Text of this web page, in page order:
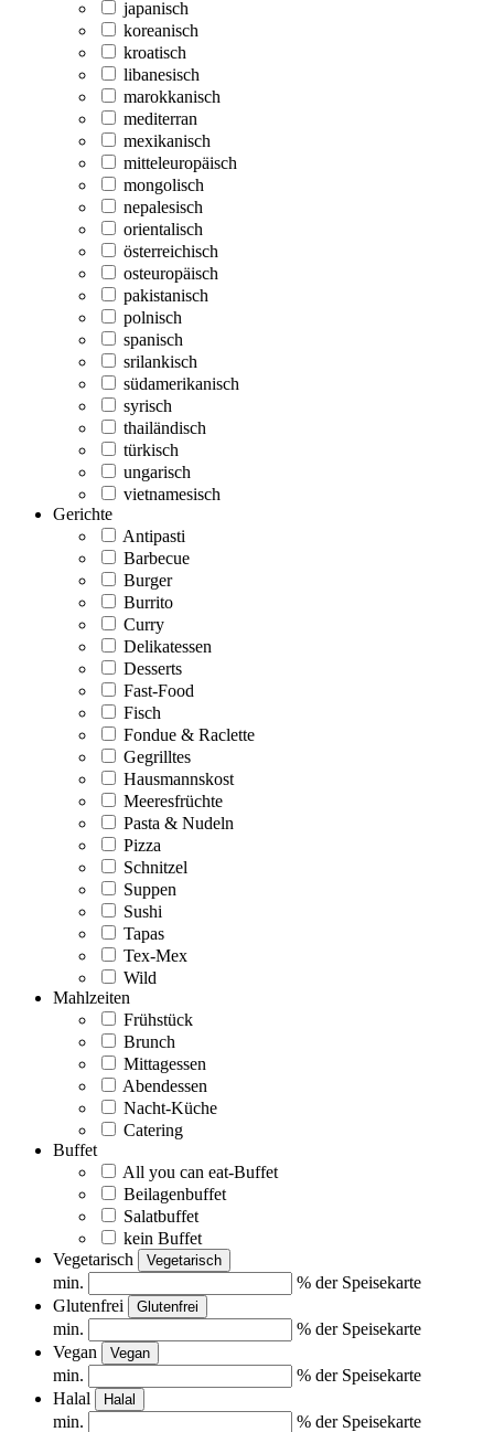
japanisch
koreanisch
kroatisch
libanesisch
marokkanisch
mediterran
mexikanisch
mitteleuropäisch
mongolisch
nepalesisch
orientalisch
österreichisch
osteuropäisch
pakistanisch
polnisch
spanisch
srilankisch
südamerikanisch
syrisch
thailändisch
türkisch
ungarisch
vietnamesisch
Gerichte
Antipasti
Barbecue
Burger
Burrito
Curry
Delikatessen
Desserts
Fast-Food
Fisch
Fondue & Raclette
Gegrilltes
Hausmannskost
Meeresfrüchte
Pasta & Nudeln
Pizza
Schnitzel
Suppen
Sushi
Tapas
Tex-Mex
Wild
Mahlzeiten
Frühstück
Brunch
Mittagessen
Abendessen
Nacht-Küche
Catering
Buffet
All you can eat-Buffet
Beilagenbuffet
Salatbuffet
kein Buffet
Vegetarisch
Vegetarisch
min.
% der Speisekarte
Glutenfrei
Glutenfrei
min.
% der Speisekarte
Vegan
Vegan
min.
% der Speisekarte
Halal
Halal
min.
% der Speisekarte